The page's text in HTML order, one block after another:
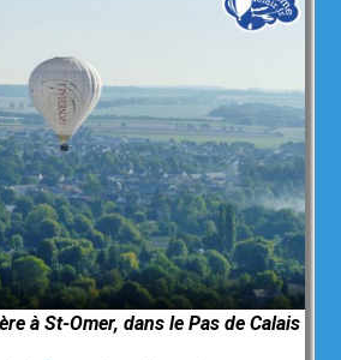
à St-Omer, dans le Pas de Calais